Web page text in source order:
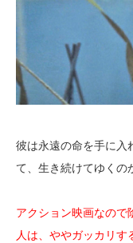
彼は永遠の命を手に入
て、生き続けてゆくの
アクション映画なので
人は、ややガッカリす